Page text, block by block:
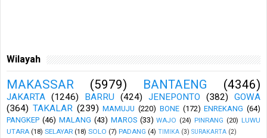
Wilayah
MAKASSAR (5979) BANTAENG (4346)
JAKARTA (1246) BARRU (424) JENEPONTO (382)
GOWA
(364) TAKALAR (239) MAMUJU (220) BONE (172) ENREKANG (64)
PANGKEP (46) MALANG (43) MAROS (33) WAJO (24) PINRANG (20) LUWU
UTARA (18) SELAYAR (18) SOLO (7) PADANG (4) TIMIKA (3) SURAKARTA (2)